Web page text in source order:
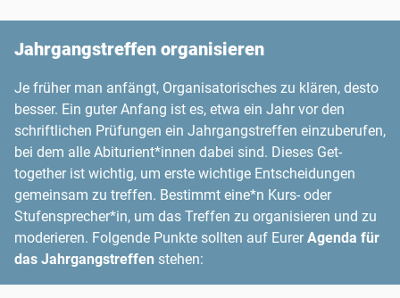
Jahrgangstreffen organisieren
Je früher man anfängt, Organisatorisches zu klären, desto
besser. Ein guter Anfang ist es, etwa ein Jahr vor den
schriftlichen Prüfungen ein Jahrgangstreffen einzuberufen,
bei dem alle Abiturient*innen dabei sind. Dieses Get-
together ist wichtig, um erste wichtige Entscheidungen
gemeinsam zu treffen. Bestimmt eine*n Kurs- oder
Stufensprecher*in, um das Treffen zu organisieren und zu
moderieren. Folgende Punkte sollten auf EurerAgenda für
das Jahrgangstreffen stehen: